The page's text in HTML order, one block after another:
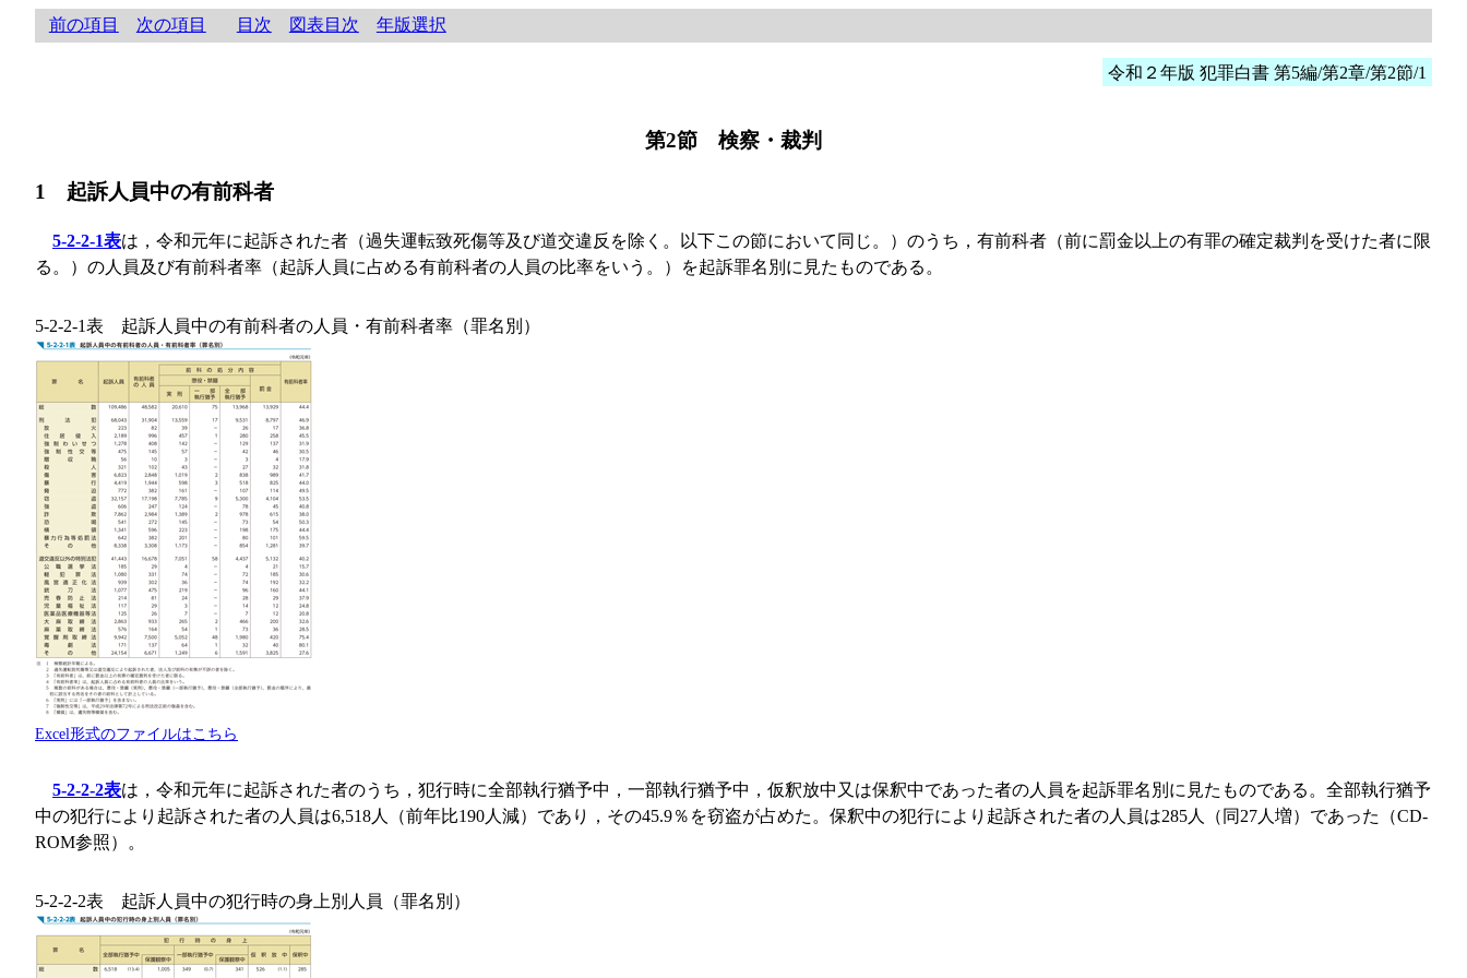
前の項目 次の項目 目次 図表目次 年版選択
令和２年版 犯罪白書 第5編/第2章/第2節/1
第2節 検察・裁判
1 起訴人員中の有前科者
5-2-2-1表は，令和元年に起訴された者（過失運転致死傷等及び道交違反を除く。以下この節において同じ。）のうち，有前科者（前に罰金以上の有罪の確定裁判を受けた者に限
る。）の人員及び有前科者率（起訴人員に占める有前科者の人員の比率をいう。）を起訴罪名別に見たものである。
5-2-2-1表 起訴人員中の有前科者の人員・有前科者率（罪名別）
Excel形式のファイルはこちら
5-2-2-2表は，令和元年に起訴された者のうち，犯行時に全部執行猶予中，一部執行猶予中，仮釈放中又は保釈中であった者の人員を起訴罪名別に見たものである。全部執行猶予
中の犯行により起訴された者の人員は6,518人（前年比190人減）であり，その45.9％を窃盗が占めた。保釈中の犯行により起訴された者の人員は285人（同27人増）であった（CD-
ROM参照）。
5-2-2-2表 起訴人員中の犯行時の身上別人員（罪名別）